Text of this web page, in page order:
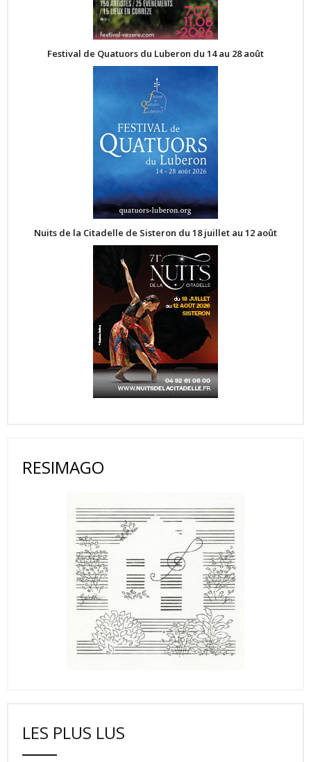
Festival de Quatuors du Luberon du 14 au 28 août
Nuits de la Citadelle de Sisteron du 18 juillet au 12 août
RESIMAGO
LES PLUS LUS